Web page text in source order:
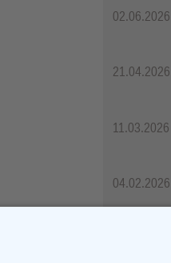
02.06.2026
21.04.2026
11.03.2026
04.02.2026